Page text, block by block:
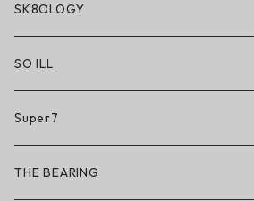
SK8OLOGY
SO ILL
So iLL
So iLL × ON THE ROAM
Super7
THE BEARING